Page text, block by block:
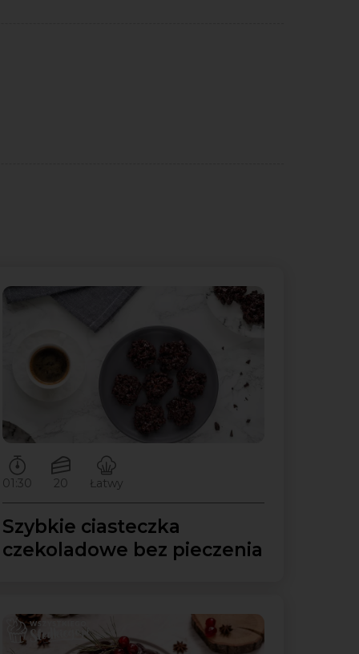
Czas przygotowywania:
01:30
Ilość porcji:
20
Poziom trudności:
Łatwy
Szybkie ciasteczka
czekoladowe bez pieczenia